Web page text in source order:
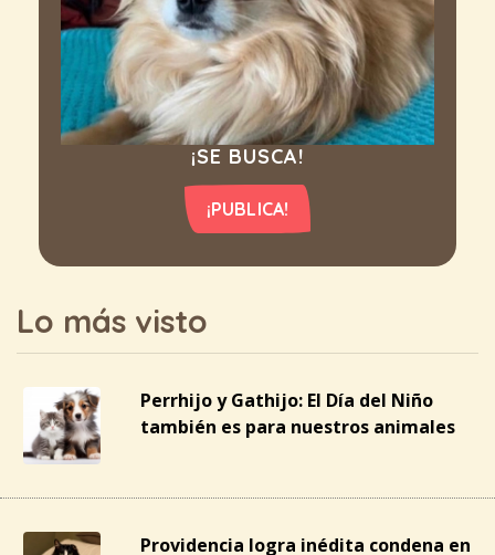
¡SE BUSCA!
¡PUBLICA!
Lo más visto
Perrhijo y Gathijo: El Día del Niño
también es para nuestros animales
Providencia logra inédita condena en